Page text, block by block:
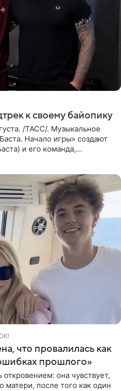
к своему байопику
/ТАСС/. Музыкальное
Начало игры» создают
и его команда,
что провалилась как
прошлого»
она чувствует,
матери, после того как один